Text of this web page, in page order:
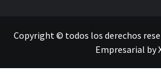
Copyright © todos los derechos
Empresarial by